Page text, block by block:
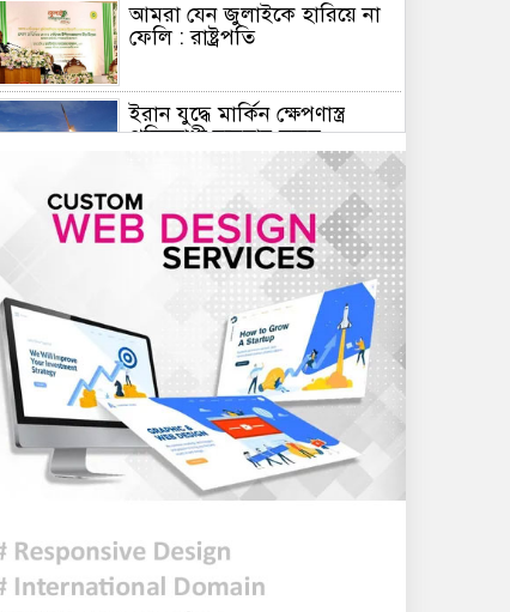
আমরা যেন জুলাইকে হারিয়ে না
ফেলি : রাষ্ট্রপতি
ইরান যুদ্ধে মার্কিন ক্ষেপণাস্ত্র
প্রতিরোধী ব্যবস্থার মজুদ
বিপজ্জনক মাত্রায় কমেছে
জুলাই শেষে শেয়ারবাজারে বিও
হিসাব কমেছে প্রায় ২৩ হাজার
৫ আগস্টের গণঅভ্যুত্থান ছিল
এদেশের জনগণের ঐক্যবদ্ধ
প্রচেষ্টার ফসল: চিফ হুইপ
দিল্লিতে গণমাধ্যমের সঙ্গে
ক্ষমতাচ্যুত শেখ হাসিনার
আলাপচারিতা নিয়ে ঢাকার ক্ষুব্ধ
প্রতিক্রিয়া